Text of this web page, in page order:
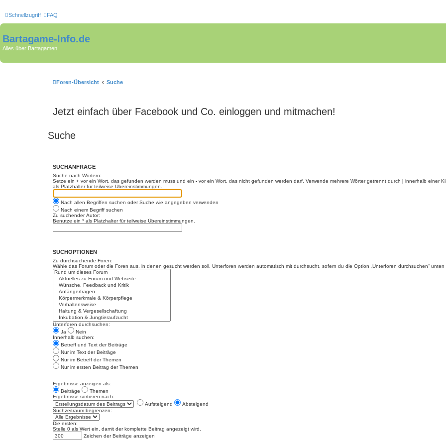
Schnellzugriff FAQ
Bartagame-Info.de
Alles über Bartagamen
Foren-Übersicht Suche
Jetzt einfach über Facebook und Co. einloggen und mitmachen!
Suche
SUCHANFRAGE
Suche nach Wörtern:
Setze ein + vor ein Wort, das gefunden werden muss und ein - vor ein Wort, das nicht gefunden werden darf. Verwende mehrere Wörter getrennt durch | innerhalb einer
als Platzhalter für teilweise Übereinstimmungen.
Nach allen Begriffen suchen oder Suche wie angegeben verwenden
Nach einem Begriff suchen
Zu suchender Autor:
Benutze ein * als Platzhalter für teilweise Übereinstimmungen.
SUCHOPTIONEN
Zu durchsuchende Foren:
Wähle das Forum oder die Foren aus, in denen gesucht werden soll. Unterforen werden automatisch mit durchsucht, sofern du die Option „Unterforen durchsuchen“ unten
Unterforen durchsuchen:
Ja
Nein
Innerhalb suchen:
Betreff und Text der Beiträge
Nur im Text der Beiträge
Nur im Betreff der Themen
Nur im ersten Beitrag der Themen
Ergebnisse anzeigen als:
Beiträge
Themen
Ergebnisse sortieren nach:
Aufsteigend
Absteigend
Suchzeitraum begrenzen:
Die ersten:
Stelle 0 als Wert ein, damit der komplette Beitrag angezeigt wird.
Zeichen der Beiträge anzeigen